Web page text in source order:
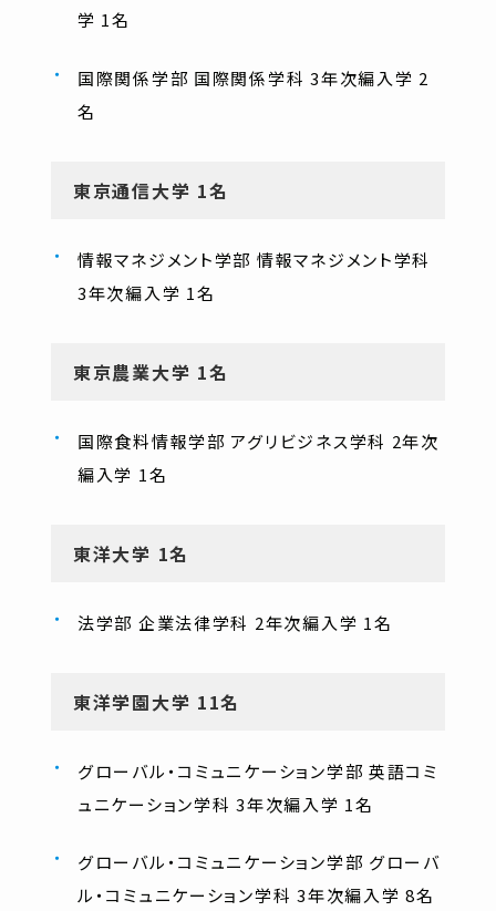
学 1名
国際関係学部 国際関係学科 3年次編入学 2
名
東京通信大学 1名
情報マネジメント学部 情報マネジメント学科
3年次編入学 1名
東京農業大学 1名
国際食料情報学部 アグリビジネス学科 2年次
編入学 1名
東洋大学 1名
法学部 企業法律学科 2年次編入学 1名
東洋学園大学 11名
グローバル・コミュニケーション学部 英語コミ
ュニケーション学科 3年次編入学 1名
グローバル・コミュニケーション学部 グローバ
ル・コミュニケーション学科 3年次編入学 8名